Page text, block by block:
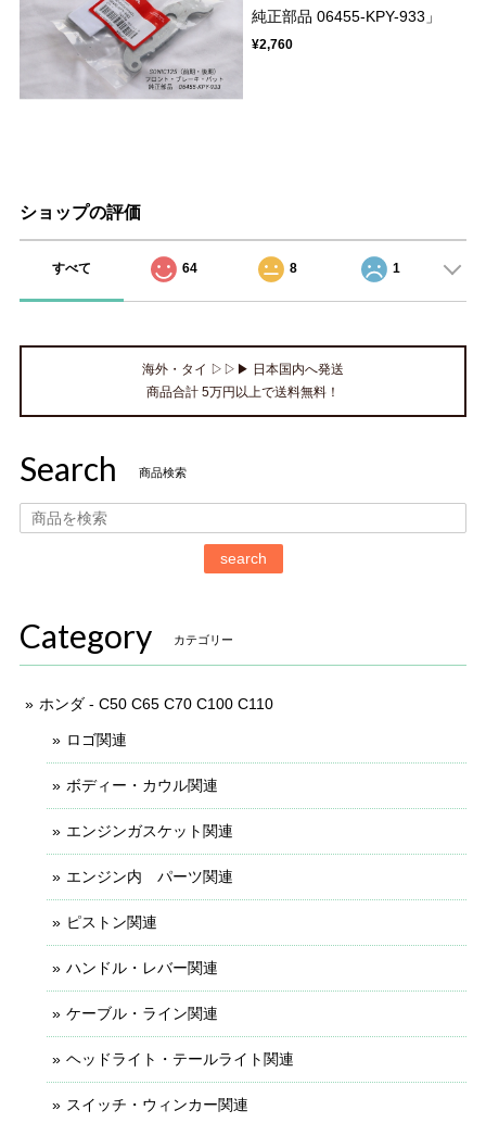
純正部品 06455-KPY-933」
¥2,760
ショップの評価
すべて 64 8 1
海外・タイ ▷▷▶ 日本国内へ発送
商品合計 5万円以上で送料無料！
Search 商品検索
search
Category カテゴリー
ホンダ - C50 C65 C70 C100 C110
ロゴ関連
ボディー・カウル関連
エンジンガスケット関連
エンジン内 パーツ関連
ピストン関連
ハンドル・レバー関連
ケーブル・ライン関連
ヘッドライト・テールライト関連
スイッチ・ウィンカー関連